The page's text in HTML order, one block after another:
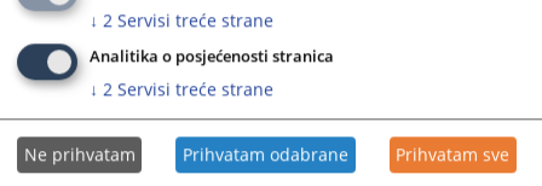
↓ 2 Servisi treće strane
Analitika o posjećenosti stranica
↓ 2 Servisi treće strane
Ne prihvatam Prihvatam odabrane Prihvatam sve